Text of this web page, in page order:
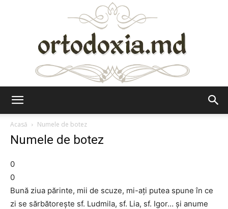
Acasă
Numele de botez
Numele de botez
0
0
Bună ziua părinte, mii de scuze, mi-ați putea spune în ce
zi se sărbătorește sf. Ludmila, sf. Lia, sf. Igor… și anume